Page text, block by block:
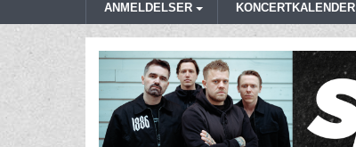
ANMELDELSER KONCERTKALENDER